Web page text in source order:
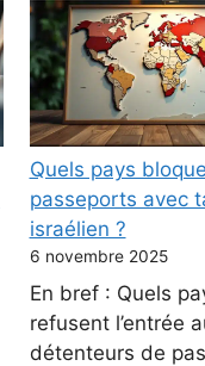
Quels pays
passeports avec
israélien ?
6 novembre 2025
En bref : Quels
refusent l’entrée
détenteurs de